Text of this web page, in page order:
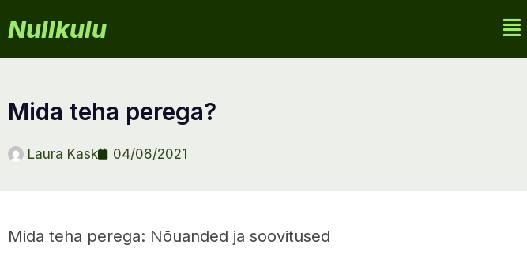
Nullkulu
mida teha perega?
Laura Kask 04/08/2021
Mida teha perega: Nõuanded ja soovitused